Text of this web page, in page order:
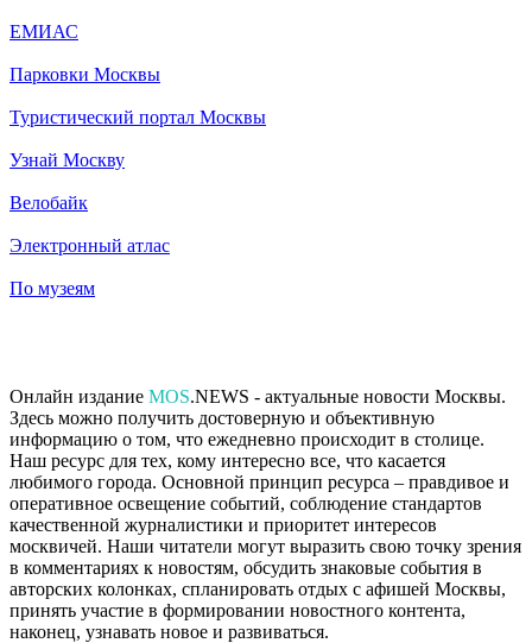
ЕМИАС
Парковки Москвы
Туристический портал Москвы
Узнай Москву
Велобайк
Электронный атлас
По музеям
Онлайн издание MOS.NEWS - актуальные новости Москвы.
Здесь можно получить достоверную и объективную
информацию о том, что ежедневно происходит в столице.
Наш ресурс для тех, кому интересно все, что касается
любимого города. Основной принцип ресурса – правдивое и
оперативное освещение событий, соблюдение стандартов
качественной журналистики и приоритет интересов
москвичей. Наши читатели могут выразить свою точку зрения
в комментариях к новостям, обсудить знаковые события в
авторских колонках, спланировать отдых с афишей Москвы,
принять участие в формировании новостного контента,
наконец, узнавать новое и развиваться.